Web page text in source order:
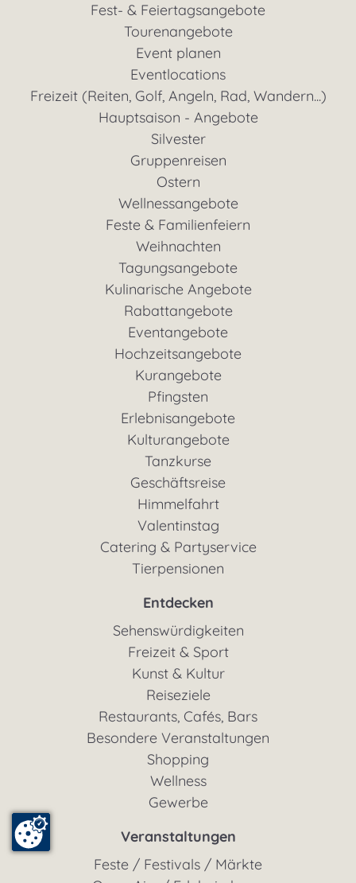
Fest- & Feiertagsangebote
Tourenangebote
Event planen
Eventlocations
Freizeit (Reiten, Golf, Angeln, Rad, Wandern...)
Hauptsaison - Angebote
Silvester
Gruppenreisen
Ostern
Wellnessangebote
Feste & Familienfeiern
Weihnachten
Tagungsangebote
Kulinarische Angebote
Rabattangebote
Eventangebote
Hochzeitsangebote
Kurangebote
Pfingsten
Erlebnisangebote
Kulturangebote
Tanzkurse
Geschäftsreise
Himmelfahrt
Valentinstag
Catering & Partyservice
Tierpensionen
Entdecken
Sehenswürdigkeiten
Freizeit & Sport
Kunst & Kultur
Reiseziele
Restaurants, Cafés, Bars
Besondere Veranstaltungen
Shopping
Wellness
Gewerbe
Veranstaltungen
Feste / Festivals / Märkte